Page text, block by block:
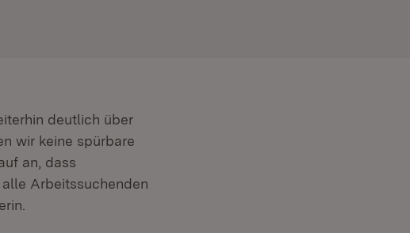
deutlich über
wir keine spürbare
an, dass
Arbeitssuchenden